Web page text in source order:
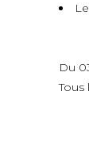
Du
Tous